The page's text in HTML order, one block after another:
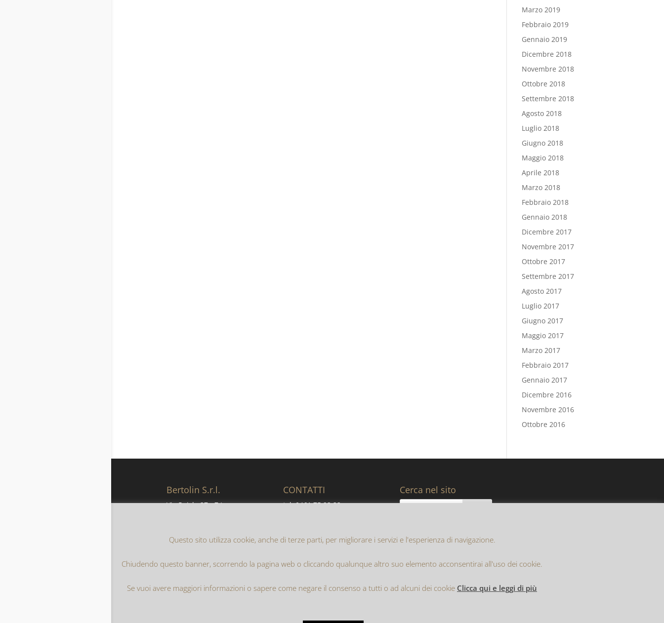
Marzo 2019
Febbraio 2019
Gennaio 2019
Dicembre 2018
Novembre 2018
Ottobre 2018
Settembre 2018
Agosto 2018
Luglio 2018
Giugno 2018
Maggio 2018
Aprile 2018
Marzo 2018
Febbraio 2018
Gennaio 2018
Dicembre 2017
Novembre 2017
Ottobre 2017
Settembre 2017
Agosto 2017
Luglio 2017
Giugno 2017
Maggio 2017
Marzo 2017
Febbraio 2017
Gennaio 2017
Dicembre 2016
Novembre 2016
Ottobre 2016
Bertolin S.r.l.
Via Puisle 37 - Z.I.
ITALIA
CONTATTI
tel. 0461 75 23 33
Cerca nel sito
Bertolin Imballaggi S.r.l. | P.iva 00130720220 | Capitale Sociale i.v. € 62.920 | Iscritta al Registro delle Imprese di Trento
Questo sito utilizza cookie, anche di terze parti, per migliorare i servizi e l'esperienza di navigazione.
Chiudendo questo banner, scorrendo la pagina web o cliccando qualunque altro suo elemento acconsentirai all'uso dei cookie.
Se vuoi avere maggiori informazioni o sapere come negare il consenso a tutti o ad alcuni dei cookie Clicca qui e leggi di più